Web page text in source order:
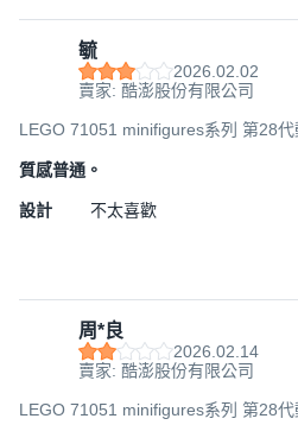
毓
2026.02.02
賣家: 酷澎股份有限公司
LEGO 71051 minifigures系列 第28代
質感普通。
設計 不太喜歡
周*良
2026.02.14
賣家: 酷澎股份有限公司
LEGO 71051 minifigures系列 第28代